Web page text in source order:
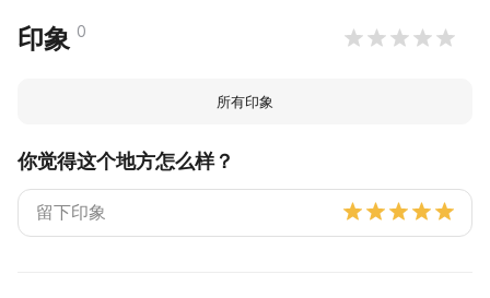
印象 0
所有印象
你觉得这个地方怎么样？